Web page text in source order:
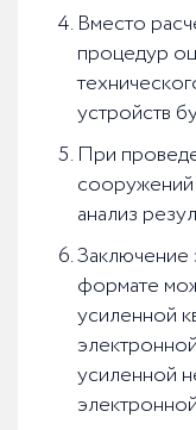
Вместо
процедур
устройств
При
анализ
Заключение
формате
усиленной
усиленной